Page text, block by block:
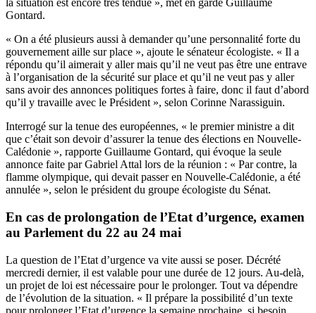
la situation est encore très tendue », met en garde Guillaume
Gontard.
« On a été plusieurs aussi à demander qu’une personnalité forte du
gouvernement aille sur place », ajoute le sénateur écologiste. « Il a
répondu qu’il aimerait y aller mais qu’il ne veut pas être une entrave
à l’organisation de la sécurité sur place et qu’il ne veut pas y aller
sans avoir des annonces politiques fortes à faire, donc il faut d’abord
qu’il y travaille avec le Président », selon Corinne Narassiguin.
Interrogé sur la tenue des européennes, « le premier ministre a dit
que c’était son devoir d’assurer la tenue des élections en Nouvelle-
Calédonie », rapporte Guillaume Gontard, qui évoque la seule
annonce faite par Gabriel Attal lors de la réunion : « Par contre, la
flamme olympique, qui devait passer en Nouvelle-Calédonie, a été
annulée », selon le président du groupe écologiste du Sénat.
En cas de prolongation de l’Etat d’urgence, examen
au Parlement du 22 au 24 mai
La question de l’Etat d’urgence va vite aussi se poser. Décrété
mercredi dernier, il est valable pour une durée de 12 jours. Au-delà,
un projet de loi est nécessaire pour le prolonger. Tout va dépendre
de l’évolution de la situation. « Il prépare la possibilité d’un texte
pour prolonger l’Etat d’urgence la semaine prochaine, si besoin.